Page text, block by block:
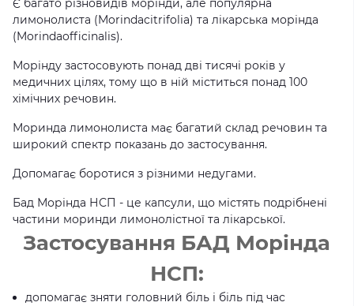
Є багато різновидів морінди, але популярна
лимонолиста (Morindacitrifolia) та лікарська морінда
(Morindaofficinalis).
Морінду застосовують понад дві тисячі років у
медичних цілях, тому що в ній міститься понад 100
хімічних речовин.
Моринда лимонолиста має багатий склад речовин та
широкий спектр показань до застосування.
Допомагає боротися з різними недугами.
Бад Морінда НСП - це капсули, що містять подрібнені
частини моринди лимонолістної та лікарської.
Застосування БАД Морінда
НСП:
допомагає зняти головний біль і біль під час